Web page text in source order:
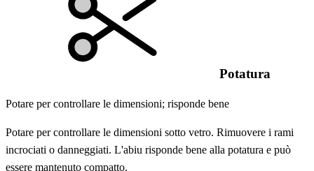
Potatura
Potare per controllare le dimensioni; risponde bene
Potare per controllare le dimensioni sotto vetro. Rimuovere i rami
incrociati o danneggiati. L'abiu risponde bene alla potatura e può
essere mantenuto compatto.